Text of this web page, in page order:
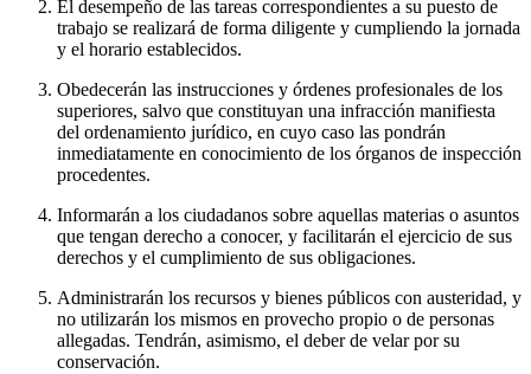
El desempeño de las tareas correspondientes a su puesto de
trabajo se realizará de forma diligente y cumpliendo la jornada
y el horario establecidos.
Obedecerán las instrucciones y órdenes profesionales de los
superiores, salvo que constituyan una infracción manifiesta
del ordenamiento jurídico, en cuyo caso las pondrán
inmediatamente en conocimiento de los órganos de inspección
procedentes.
Informarán a los ciudadanos sobre aquellas materias o asuntos
que tengan derecho a conocer, y facilitarán el ejercicio de sus
derechos y el cumplimiento de sus obligaciones.
Administrarán los recursos y bienes públicos con austeridad, y
no utilizarán los mismos en provecho propio o de personas
allegadas. Tendrán, asimismo, el deber de velar por su
conservación.